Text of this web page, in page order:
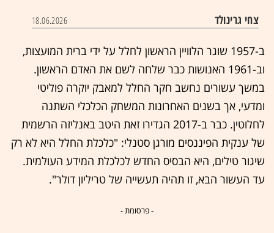
צחי גרינולד 18.06.2026
ב-1957 שוגר הלוויין הראשון לחלל על ידי ברית המועצות,
וב-1961 האנושות כבר שלחה לשם את האדם הראשון.
במשך עשורים נחשב חקר החלל למאבק יוקרה פוליטי
ומדעי, אך בשנים האחרונות המשחק הכלכלי השתנה
לחלוטין. כבר ב-2017 הגדירו זאת היטב באנליזה הרשמית
של ענקית הפיננסים מורגן סטנלי: "כלכלת החלל היא לא רק
שיגור טילים, היא הבסיס החדש לכלכלת המידע העולמית.
עד העשור הבא, זו תהיה תעשייה של טריליון דולר".
- פרסומת -